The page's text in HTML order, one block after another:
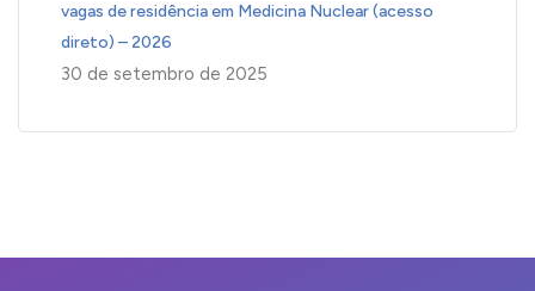
vagas de residência em Medicina Nuclear (acesso
direto) – 2026
30 de setembro de 2025